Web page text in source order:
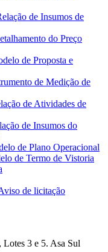
de Insumos de
do Preço
de Proposta e
de Medição de
de Atividades de
de Insumos do
de Plano Operacional
de Termo de Vistoria
de licitação
3 e 5. Asa Sul